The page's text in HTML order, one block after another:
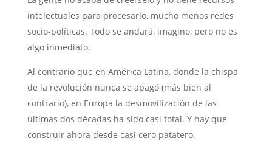
intelectuales para procesarlo, mucho menos redes
socio-políticas. Todo se andará, imagino, pero no es
algo inmediato.
Al contrario que en América Latina, donde la chispa
de la revolución nunca se apagó (más bien al
contrario), en Europa la desmovilización de las
últimas dos décadas ha sido casi total. Y hay que
construir ahora desde casi cero patatero.